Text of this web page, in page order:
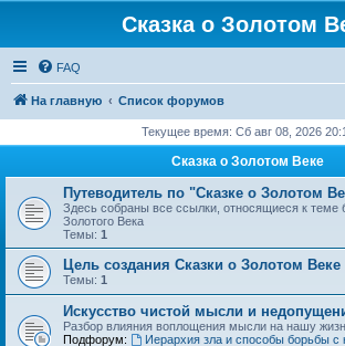
Сказка о Золотом
FAQ
На главную Список форумов
Текущее время: Сб авг 08, 2026
Сказка о Золотом Веке
Путеводитель по "Сказке о Золотом
Здесь собраны все ссылки, относящиеся к теме
Золотого Века
Темы: 1
Цель создания Сказки о Золотом Веке
Темы: 1
Искусство чистой мысли и
Разбор влияния воплощения мысли на нашу
Подфорум:
Иерархия зла и способы борьбы с